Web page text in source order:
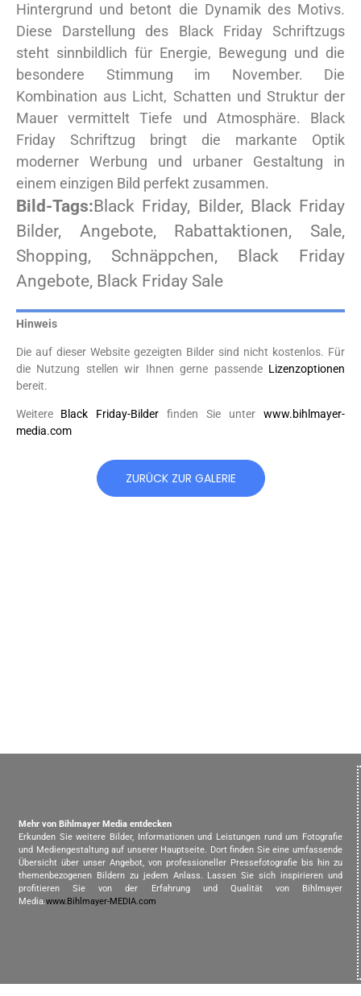
Hintergrund und betont die Dynamik des Motivs.
Diese Darstellung des Black Friday Schriftzugs
steht sinnbildlich für Energie, Bewegung und die
besondere Stimmung im November. Die
Kombination aus Licht, Schatten und Struktur der
Mauer vermittelt Tiefe und Atmosphäre. Black
Friday Schriftzug bringt die markante Optik
moderner Werbung und urbaner Gestaltung in
einem einzigen Bild perfekt zusammen.
Bild-Tags:Black Friday, Bilder, Black Friday
Bilder, Angebote, Rabattaktionen, Sale,
Shopping, Schnäppchen, Black Friday
Angebote, Black Friday Sale
Hinweis
Die auf dieser Website gezeigten Bilder sind nicht kostenlos. Für
die Nutzung stellen wir Ihnen gerne passende Lizenzoptionen
bereit.
Weitere Black Friday-Bilder finden Sie unter www.bihlmayer-
media.com
ZURÜCK ZUR GALERIE
Mehr von Bihlmayer Media entdecken
Erkunden Sie weitere Bilder, Informationen und Leistungen rund um Fotografie
und Mediengestaltung auf unserer Hauptseite. Dort finden Sie eine umfassende
Übersicht über unser Angebot, von professioneller Pressefotografie bis hin zu
themenbezogenen Bildern zu jedem Anlass. Lassen Sie sich inspirieren und
profitieren Sie von der Erfahrung und Qualität von Bihlmayer
Media.www.Bihlmayer-MEDIA.com